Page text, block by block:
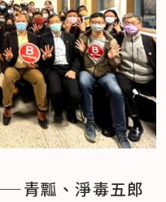
青瓢、淨毒五郎